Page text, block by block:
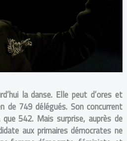
la danse. Elle peut d’ores et
de 749 délégués. Son concurrent
542. Mais surprise, auprès de
aux primaires démocrates ne